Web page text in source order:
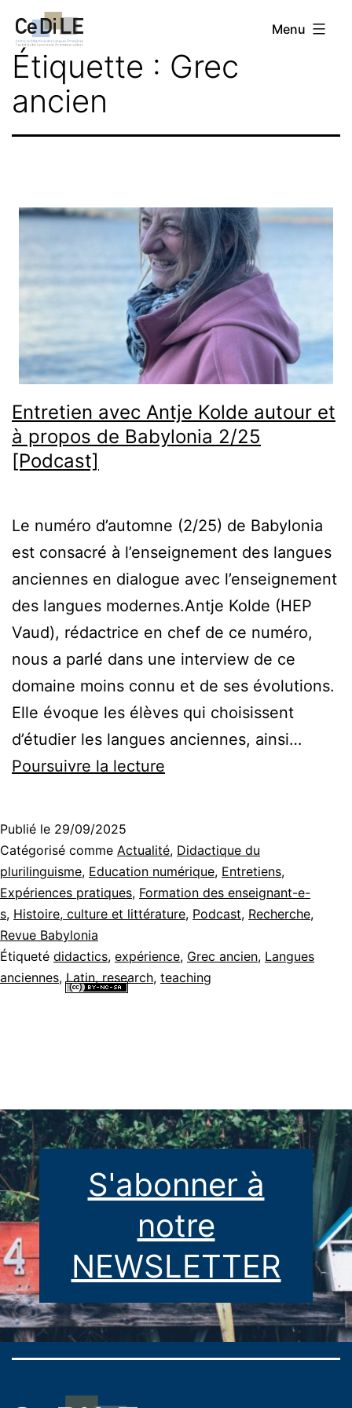
au
contenu
CeDiLE Menu
Étiquette : Grec
ancien
Entretien avec Antje Kolde autour et
à propos de Babylonia 2/25
[Podcast]
Le numéro d’automne (2/25) de Babylonia
est consacré à l’enseignement des langues
anciennes en dialogue avec l’enseignement
des langues modernes.Antje Kolde (HEP
Vaud), rédactrice en chef de ce numéro,
nous a parlé dans une interview de ce
domaine moins connu et de ses évolutions.
Elle évoque les élèves qui choisissent
d’étudier les langues anciennes, ainsi…
Poursuivre la lecture
Kolde
autour
et
à
propos
de
Publié le 29/09/2025
Catégorisé comme Actualité, Didactique du
plurilinguisme, Education numérique, Entretiens,
Expériences pratiques, Formation des enseignant-e-
s, Histoire, culture et littérature, Podcast, Recherche,
Revue Babylonia
Étiqueté didactics, expérience, Grec ancien, Langues
anciennes, Latin, research, teaching
S'abonner à
notre
NEWSLETTER